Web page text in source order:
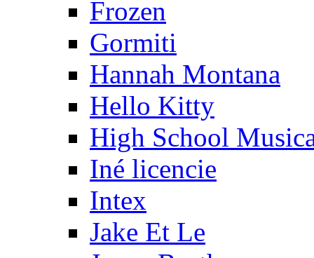
Frozen
Gormiti
Hannah Montana
Hello Kitty
High School
Iné licencie
Intex
Jake Et Le